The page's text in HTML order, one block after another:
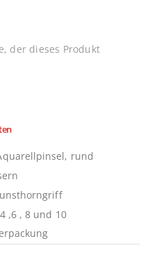
der dieses Produkt
rund
,6 , 8 und 10